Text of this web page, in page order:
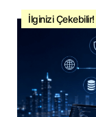
İlginizi Çekebilir!